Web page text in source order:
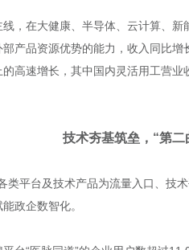
，在大健康、半导体、云计算、
产品资源优势的能力，收入同比
高速增长，其中国内灵活用工营
技术夯基筑垒，“第
平台及技术产品为流量入口、技
政企数智化。